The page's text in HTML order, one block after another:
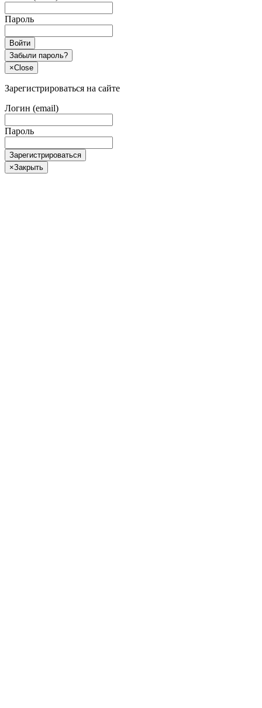
Пароль
Войти
Забыли пароль?
×Close
Зарегистрироваться на сайте
Логин (email)
Пароль
Зарегистрироваться
×Закрыть